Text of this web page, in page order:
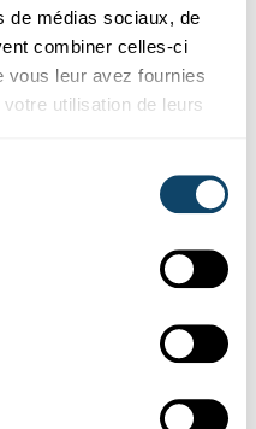
de médias sociaux, de
combiner celles-ci
vous leur avez fournies
utilisation de leurs
et